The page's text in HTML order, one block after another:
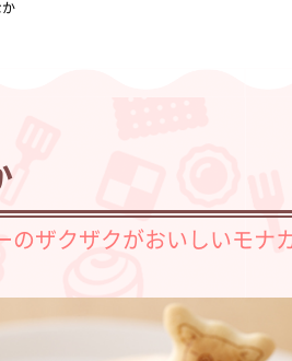
のザクザクがおいしいモナ